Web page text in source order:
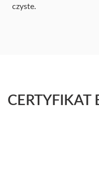
czyste.
CERTYFIKAT